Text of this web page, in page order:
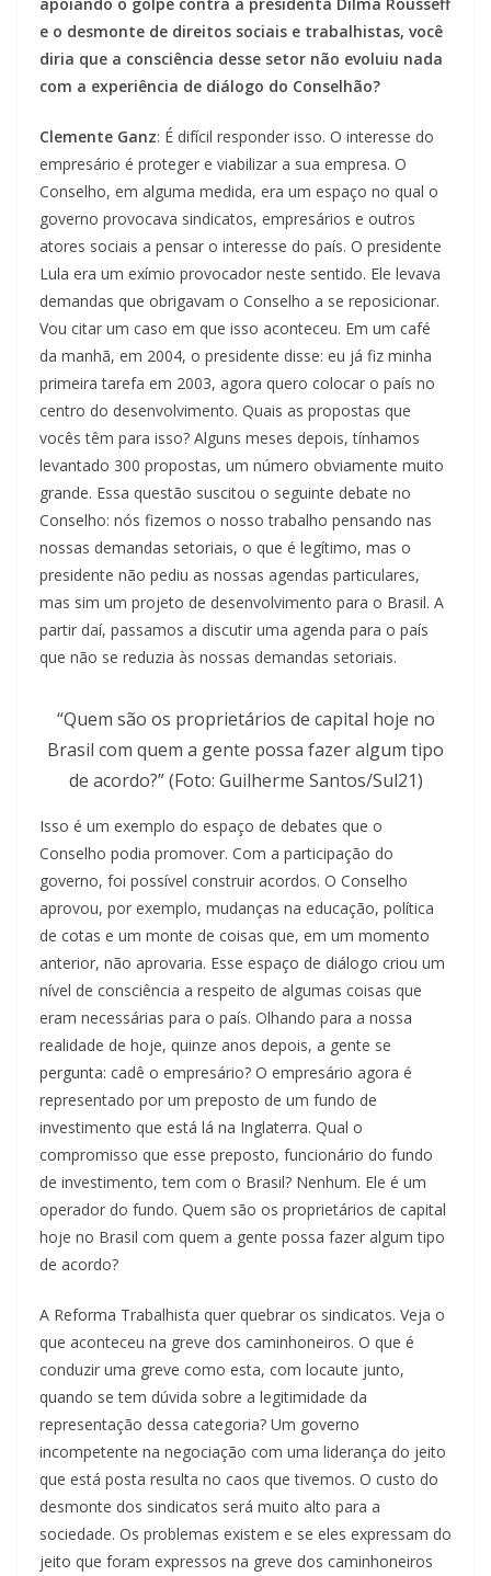
apoiando o golpe contra a presidenta Dilma Rousseff
e o desmonte de direitos sociais e trabalhistas, você
diria que a consciência desse setor não evoluiu nada
com a experiência de diálogo do Conselhão?
Clemente Ganz: É difícil responder isso. O interesse do
empresário é proteger e viabilizar a sua empresa. O
Conselho, em alguma medida, era um espaço no qual o
governo provocava sindicatos, empresários e outros
atores sociais a pensar o interesse do país. O presidente
Lula era um exímio provocador neste sentido. Ele levava
demandas que obrigavam o Conselho a se reposicionar.
Vou citar um caso em que isso aconteceu. Em um café
da manhã, em 2004, o presidente disse: eu já fiz minha
primeira tarefa em 2003, agora quero colocar o país no
centro do desenvolvimento. Quais as propostas que
vocês têm para isso? Alguns meses depois, tínhamos
levantado 300 propostas, um número obviamente muito
grande. Essa questão suscitou o seguinte debate no
Conselho: nós fizemos o nosso trabalho pensando nas
nossas demandas setoriais, o que é legítimo, mas o
presidente não pediu as nossas agendas particulares,
mas sim um projeto de desenvolvimento para o Brasil. A
partir daí, passamos a discutir uma agenda para o país
que não se reduzia às nossas demandas setoriais.
“Quem são os proprietários de capital hoje no
Brasil com quem a gente possa fazer algum tipo
de acordo?” (Foto: Guilherme Santos/Sul21)
Isso é um exemplo do espaço de debates que o
Conselho podia promover. Com a participação do
governo, foi possível construir acordos. O Conselho
aprovou, por exemplo, mudanças na educação, política
de cotas e um monte de coisas que, em um momento
anterior, não aprovaria. Esse espaço de diálogo criou um
nível de consciência a respeito de algumas coisas que
eram necessárias para o país. Olhando para a nossa
realidade de hoje, quinze anos depois, a gente se
pergunta: cadê o empresário? O empresário agora é
representado por um preposto de um fundo de
investimento que está lá na Inglaterra. Qual o
compromisso que esse preposto, funcionário do fundo
de investimento, tem com o Brasil? Nenhum. Ele é um
operador do fundo. Quem são os proprietários de capital
hoje no Brasil com quem a gente possa fazer algum tipo
de acordo?
A Reforma Trabalhista quer quebrar os sindicatos. Veja o
que aconteceu na greve dos caminhoneiros. O que é
conduzir uma greve como esta, com locaute junto,
quando se tem dúvida sobre a legitimidade da
representação dessa categoria? Um governo
incompetente na negociação com uma liderança do jeito
que está posta resulta no caos que tivemos. O custo do
desmonte dos sindicatos será muito alto para a
sociedade. Os problemas existem e se eles expressam do
jeito que foram expressos na greve dos caminhoneiros